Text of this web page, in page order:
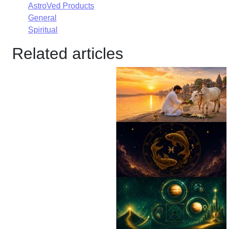
AstroVed Products
General
Spiritual
Related articles